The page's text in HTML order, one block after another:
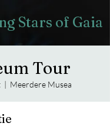
Stars of Gaia
Tour
  |
Meerdere Musea